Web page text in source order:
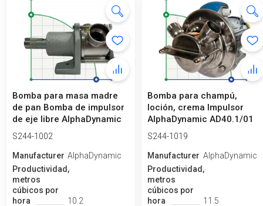
Bomba para masa madre
de pan Bomba de impulsor
de eje libre AlphaDynamic
AD40...
S244-1002
ManufactureroAlphaDynamic
Productividad,
metros
cúbicos por
hora
10.2
Bomba para champú,
loción, crema Impulsor
AlphaDynamic AD40.1/01
1,4kW
S244-1019
ManufactureroAlphaDynamic
Productividad,
metros
cúbicos por
hora
11.5